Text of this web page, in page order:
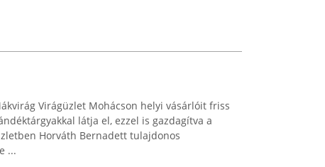
Virágüzlet Mohácson helyi vásárlóit friss
látja el, ezzel is gazdagítva a
Horváth Bernadett tulajdonos
...